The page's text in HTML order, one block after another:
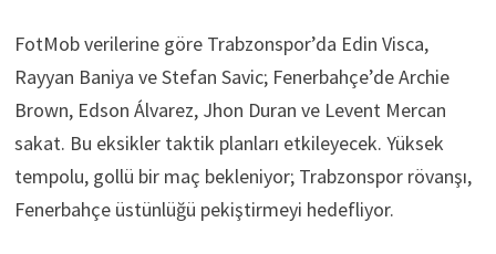
FotMob verilerine göre Trabzonspor’da Edin Visca,
Rayyan Baniya ve Stefan Savic; Fenerbahçe’de Archie
Brown, Edson Álvarez, Jhon Duran ve Levent Mercan
sakat. Bu eksikler taktik planları etkileyecek. Yüksek
tempolu, gollü bir maç bekleniyor; Trabzonspor rövanşı,
Fenerbahçe üstünlüğü pekiştirmeyi hedefliyor.